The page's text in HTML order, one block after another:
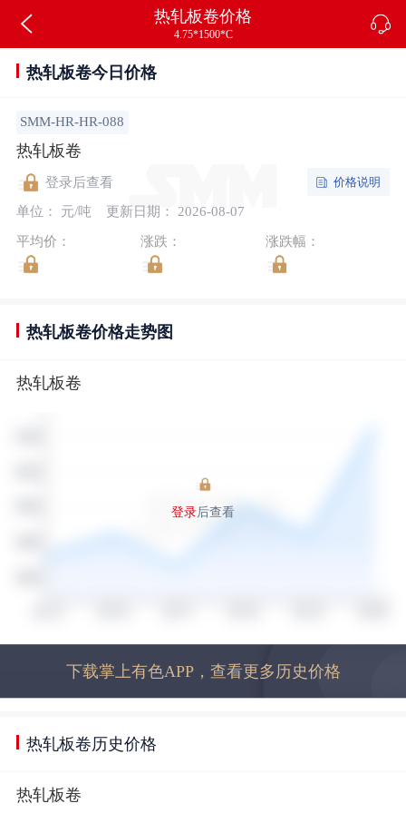
热轧板卷价格
4.75*1500*C
热轧板卷今日价格
SMM-HR-HR-088
热轧板卷
登录后查看
单位： 元/吨
更新日期： 2026-08-07
价格说明
平均价： 涨跌： 涨跌幅：
热轧板卷价格走势图
热轧板卷
登录后查看
下载掌上有色APP，查看更多历史价格
热轧板卷历史价格
热轧板卷